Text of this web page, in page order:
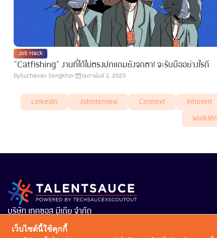
Job Hack
“Catfishing” งานที่ได้ไม่ตรงปกแถมยังจกตา! จะรับมืออย่างไรดี
BySuchanan Songkhor กุมภาพันธ์ 2, 2023
LinkedIn Jobinterview Connext Introvert
Worklife
บริษัท เทคซอส มีเดีย จำกัด
101 ทรู ดิจิทัล พาร์ค อาคาร กริฟฟิน ชั้น 14 ห้อง 1401
ถนนสุขุมวิท แขวงบางจาก เขตพระโขนง กรุงเทพมหานคร
เว็บไซต์นี้ใช้คุกกี้